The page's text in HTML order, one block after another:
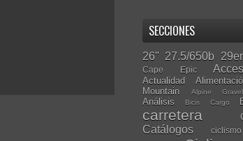
SECCIONES
26" 27.5/650b 29er
Cape Epic
Actualidad
Mountain
Alpine
Análisis Bicis Cargo
carretera
Catálogos